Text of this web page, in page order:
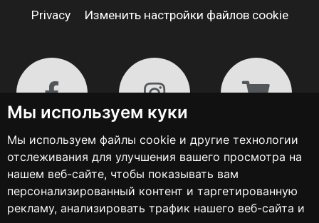
Мы используем куки
Мы используем файлы cookie и другие технологии
отслеживания для улучшения вашего просмотра на
нашем веб-сайте, чтобы показывать вам
персонализированный контент и таргетированную
рекламу, анализировать трафик нашего веб-сайта и
Privacy Изменить настройки файлов cookie